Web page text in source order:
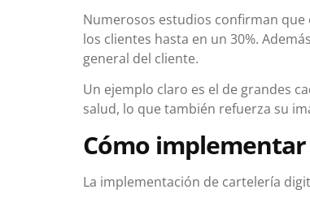
Numerosos estudios confirman
los clientes hasta en un 30%.
general del cliente.
Un ejemplo claro es el de grandes
salud, lo que también refuerza su
Cómo
La implementación de cartelería